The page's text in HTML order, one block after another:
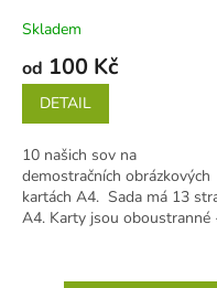
listech)
Skladem
od 100 Kč
DETAIL
10 našich sov na
demostračních obrázkových
kartách A4. Sada má 13
A4. Karty jsou oboustranné